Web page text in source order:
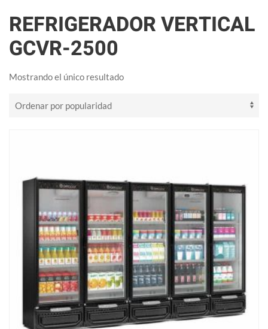
REFRIGERADOR VERTICAL
GCVR-2500
Mostrando el único resultado